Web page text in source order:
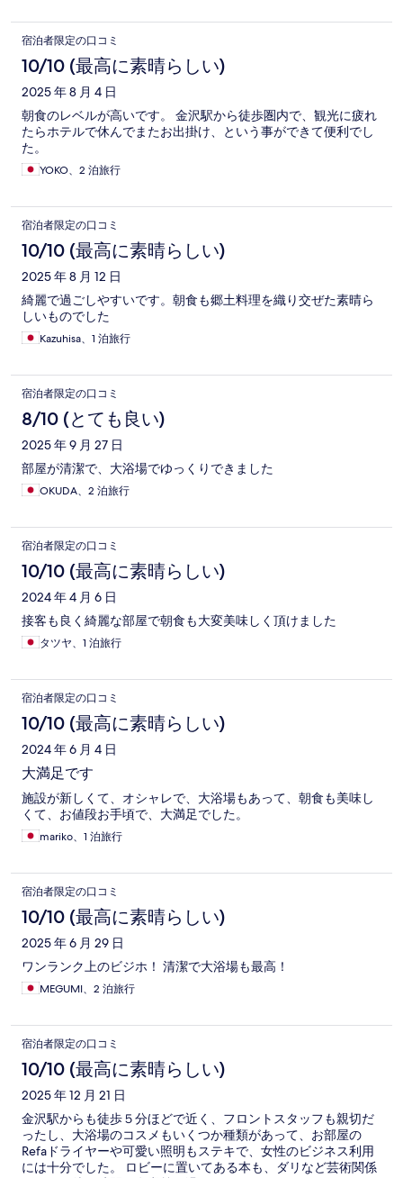
宿泊者限定の口コミ
10/10 (最高に素晴らしい)
2025 年 8 月 4 日
朝食のレベルが高いです。 金沢駅から徒歩圏内で、観光に疲れ
たらホテルで休んでまたお出掛け、という事ができて便利でし
た。
YOKO、2 泊旅行
宿泊者限定の口コミ
10/10 (最高に素晴らしい)
2025 年 8 月 12 日
綺麗で過ごしやすいです。朝食も郷土料理を織り交ぜた素晴ら
しいものでした
Kazuhisa、1 泊旅行
宿泊者限定の口コミ
8/10 (とても良い)
2025 年 9 月 27 日
部屋が清潔で、大浴場でゆっくりできました
OKUDA、2 泊旅行
宿泊者限定の口コミ
10/10 (最高に素晴らしい)
2024 年 4 月 6 日
接客も良く綺麗な部屋で朝食も大変美味しく頂けました
タツヤ、1 泊旅行
宿泊者限定の口コミ
10/10 (最高に素晴らしい)
2024 年 6 月 4 日
大満足です
施設が新しくて、オシャレで、大浴場もあって、朝食も美味し
くて、お値段お手頃で、大満足でした。
mariko、1 泊旅行
宿泊者限定の口コミ
10/10 (最高に素晴らしい)
2025 年 6 月 29 日
ワンランク上のビジホ！ 清潔で大浴場も最高！
MEGUMI、2 泊旅行
宿泊者限定の口コミ
10/10 (最高に素晴らしい)
2025 年 12 月 21 日
金沢駅からも徒歩５分ほどで近く、フロントスタッフも親切だ
ったし、大浴場のコスメもいくつか種類があって、お部屋の
Refaドライヤーや可愛い照明もステキで、女性のビジネス利用
には十分でした。 ロビーに置いてある本も、ダリなど芸術関係